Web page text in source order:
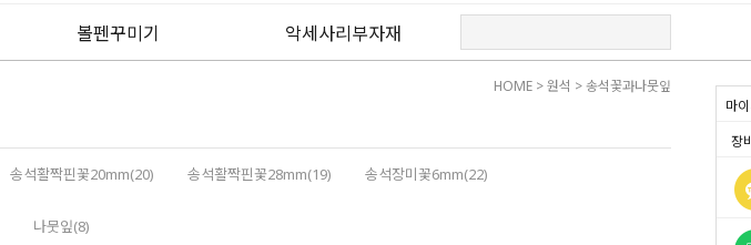
마
장
볼펜꾸미기 악세사리부자재
HOME >원석 >송석꽃과나뭇잎
송석활짝핀꽃20mm(20) 송석활짝핀꽃28mm(19) 송석장미꽃6mm(22)
나뭇잎(8)